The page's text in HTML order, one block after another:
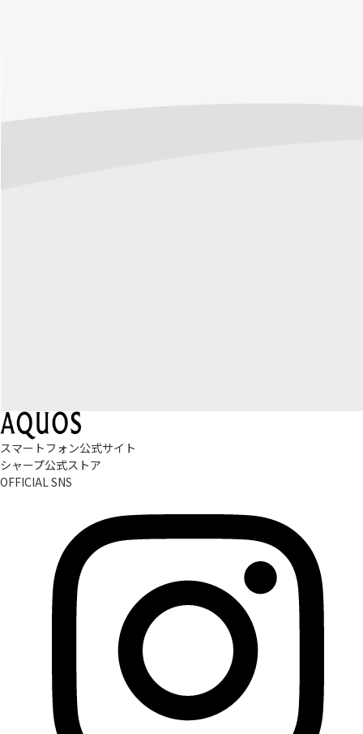
スマートフォン公式サイト
シャープ公式ストア
OFFICIAL SNS